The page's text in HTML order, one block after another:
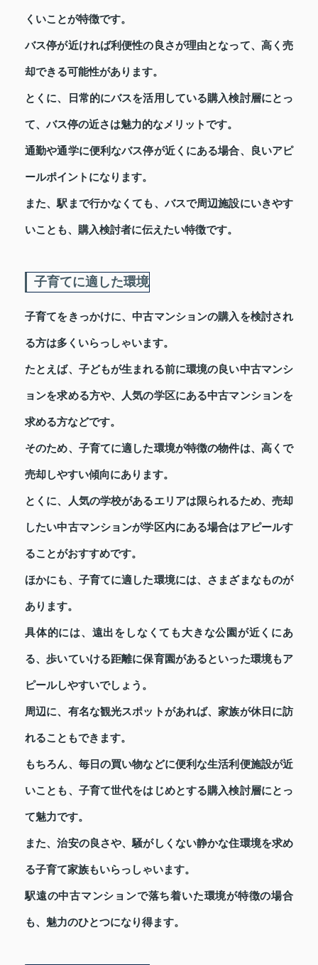
くいことが特徴です。
バス停が近ければ利便性の良さが理由となって、高く売
却できる可能性があります。
とくに、日常的にバスを活用している購入検討層にとっ
て、バス停の近さは魅力的なメリットです。
通勤や通学に便利なバス停が近くにある場合、良いアピ
ールポイントになります。
また、駅まで行かなくても、バスで周辺施設にいきやす
いことも、購入検討者に伝えたい特徴です。
子育てに適した環境
子育てをきっかけに、中古マンションの購入を検討され
る方は多くいらっしゃいます。
たとえば、子どもが生まれる前に環境の良い中古マンシ
ョンを求める方や、人気の学区にある中古マンションを
求める方などです。
そのため、子育てに適した環境が特徴の物件は、高くで
売却しやすい傾向にあります。
とくに、人気の学校があるエリアは限られるため、売却
したい中古マンションが学区内にある場合はアピールす
ることがおすすめです。
ほかにも、子育てに適した環境には、さまざまなものが
あります。
具体的には、遠出をしなくても大きな公園が近くにあ
る、歩いていける距離に保育園があるといった環境もア
ピールしやすいでしょう。
周辺に、有名な観光スポットがあれば、家族が休日に訪
れることもできます。
もちろん、毎日の買い物などに便利な生活利便施設が近
いことも、子育て世代をはじめとする購入検討層にとっ
て魅力です。
また、治安の良さや、騒がしくない静かな住環境を求め
る子育て家族もいらっしゃいます。
駅遠の中古マンションで落ち着いた環境が特徴の場合
も、魅力のひとつになり得ます。